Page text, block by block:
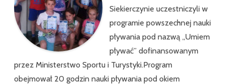
Siekierczynie uczestniczyli w
programie powszechnej nauki
pływania pod nazwą „Umiem
pływać” dofinansowanym
przez Ministerstwo Sportu i Turystyki.Program
obejmował 20 godzin nauki pływania pod okiem